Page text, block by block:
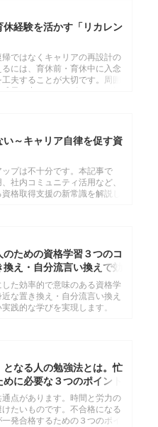
経験を活かす「リカレン
ではなくキャリアの再設計の
には、育休前・育休中に入念
夫することが大切です。周囲
～キャリア自律を促す資
プは不十分です。本記事で
社内コミュニティ活用など、
格取得支援の新常識を解説し
ための資格学習３つのコ
え・自分流言い換えで効
た効率的で意味のある資格学
な置き換え・自分流言い換え
践的な学びを実現します。
なる人の勉強法とは。忙
に必要な３つのポイント
点があります。時間と労力の
たいものです。不合格になる
発合格するための３つのポイ